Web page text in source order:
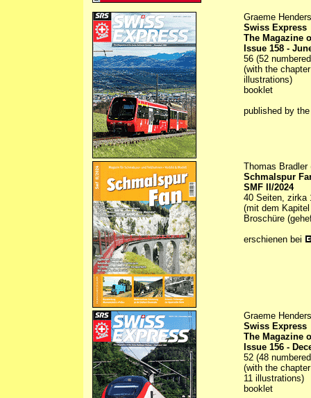
Graeme
Swiss Express
The Magazine
Issue 158 -
56 (52
(with the
illustrations)
booklet
published by
Thomas Bradler
Schmalspur
SMF II/2024
40 Seiten, zirka
(mit dem
Broschüre
erschienen bei
Graeme
Swiss Express
The Magazine
Issue 156 -
52 (48
(with the
11 illustrations)
booklet